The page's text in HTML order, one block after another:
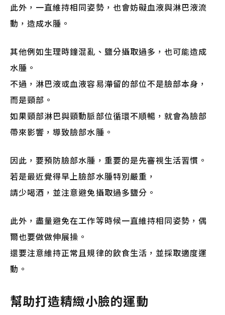
此外，一直維持相同姿勢，也會妨礙血液與淋巴液流
動，造成水腫。
其他例如生理時鐘混亂、鹽分攝取過多，也可能造成
水腫。
不過，淋巴液或血液容易滯留的部位不是臉部本身，
而是頸部。
如果頸部淋巴與頸動脈部位循環不順暢，就會為臉部
帶來影響，導致臉部水腫。
因此，要預防臉部水腫，重要的是先審視生活習慣。
若是最近覺得早上臉部水腫特別嚴重，
請少喝酒，並注意避免攝取過多鹽分。
此外，盡量避免在工作等時候一直維持相同姿勢，偶
爾也要做做伸展操。
還要注意維持正常且規律的飲食生活，並採取適度運
動。
幫助打造精緻小臉的運動